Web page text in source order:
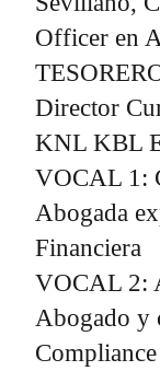
Officer en
Director
KNL KBL
VOCAL 1:
Abogada
Financiera
VOCAL 2:
Abogado y
Compliance